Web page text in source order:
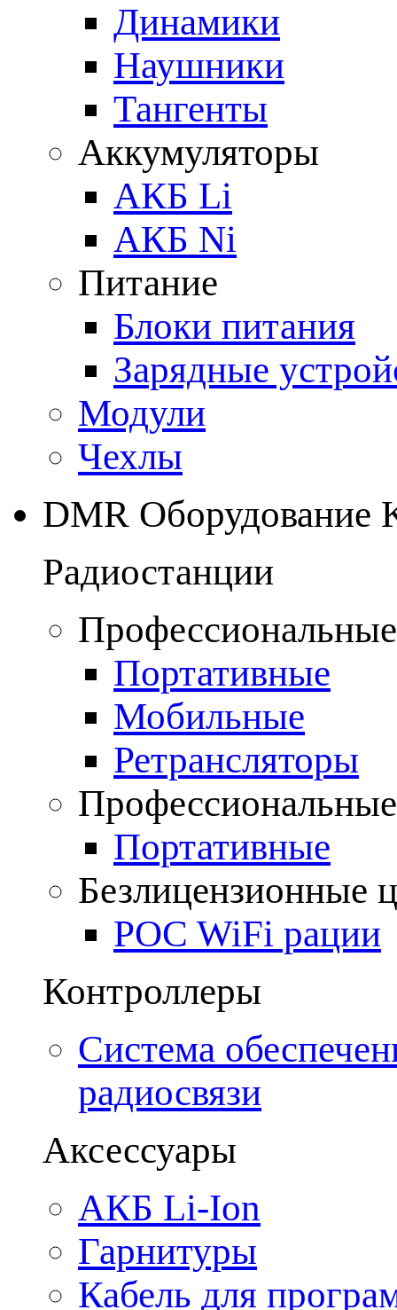
Динамики
Наушники
Тангенты
Аккумуляторы
АКБ Li
АКБ Ni
Питание
Блоки питания
Зарядные
Модули
Чехлы
DMR Оборудование
Радиостанции
Портативные
Мобильные
Ретрансляторы
Портативные
Безлицензионные
POC WiFi рации
Контроллеры
Система
радиосвязи
Аксессуары
АКБ Li-Ion
Гарнитуры
Кабель для